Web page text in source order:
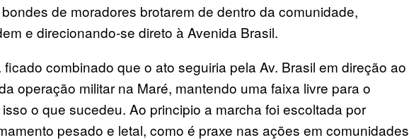
de moradores brotarem de dentro da comunidade,
e direcionando-se direto à Avenida Brasil.
combinado que o ato seguiria pela Av. Brasil em direção ao
operação militar na Maré, mantendo uma faixa livre para o
o que sucedeu. Ao principio a marcha foi escoltada por
pesado e letal, como é praxe nas ações em comunidades